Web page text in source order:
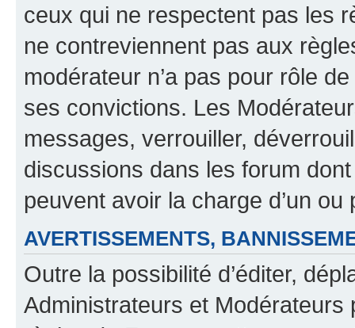
ceux qui ne respectent pas les
ne contreviennent pas aux
modérateur n’a pas pour rôle
ses convictions. Les
messages, verrouiller,
discussions dans les forum
peuvent avoir la charge d’un
AVERTISSEMENTS,
Outre la possibilité d’éditer,
Administrateurs et